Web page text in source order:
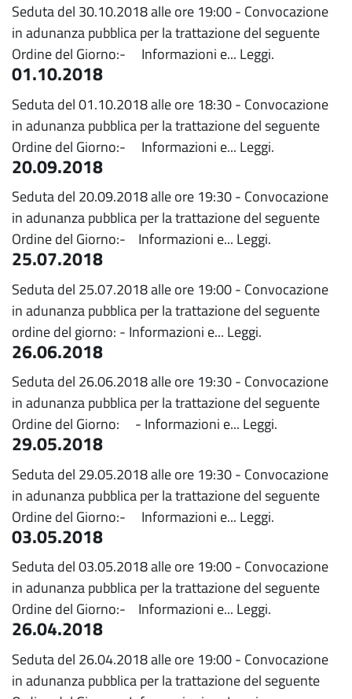
Seduta del 30.10.2018 alle ore 19:00 - Convocazione
in adunanza pubblica per la trattazione del seguente
Ordine del Giorno:- Informazioni e... Leggi.
01.10.2018
Seduta del 01.10.2018 alle ore 18:30 - Convocazione
in adunanza pubblica per la trattazione del seguente
Ordine del Giorno:- Informazioni e... Leggi.
20.09.2018
Seduta del 20.09.2018 alle ore 19:30 - Convocazione
in adunanza pubblica per la trattazione del seguente
Ordine del Giorno:- Informazioni e... Leggi.
25.07.2018
Seduta del 25.07.2018 alle ore 19:00 - Convocazione
in adunanza pubblica per la trattazione del seguente
ordine del giorno: - Informazioni e... Leggi.
26.06.2018
Seduta del 26.06.2018 alle ore 19:30 - Convocazione
in adunanza pubblica per la trattazione del seguente
Ordine del Giorno: - Informazioni e... Leggi.
29.05.2018
Seduta del 29.05.2018 alle ore 19:30 - Convocazione
in adunanza pubblica per la trattazione del seguente
Ordine del Giorno:- Informazioni e... Leggi.
03.05.2018
Seduta del 03.05.2018 alle ore 19:00 - Convocazione
in adunanza pubblica per la trattazione del seguente
Ordine del Giorno:- Informazioni e... Leggi.
26.04.2018
Seduta del 26.04.2018 alle ore 19:00 - Convocazione
in adunanza pubblica per la trattazione del seguente